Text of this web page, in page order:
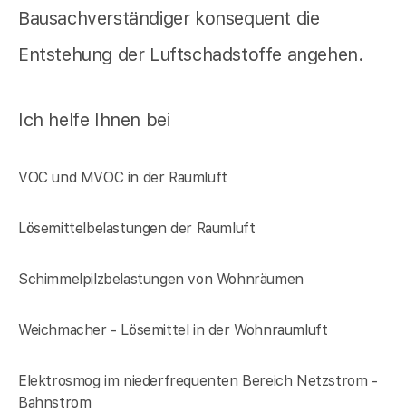
Bausachverständiger konsequent die
Entstehung der Luftschadstoffe angehen.
Ich helfe Ihnen bei
VOC und MVOC in der Raumluft
Lösemittelbelastungen der Raumluft
Schimmelpilzbelastungen von Wohnräumen
Weichmacher - Lösemittel in der Wohnraumluft
Elektrosmog im niederfrequenten Bereich Netzstrom -
Bahnstrom